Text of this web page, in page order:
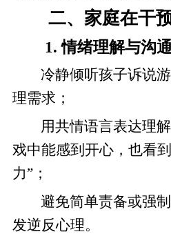
二、家庭在干
1. 情绪理解与沟通
冷静倾听孩子诉说
理需求；
用共情语言表达理
戏中能感到开心，也看
力”；
避免简单责备或强
发逆反心理。